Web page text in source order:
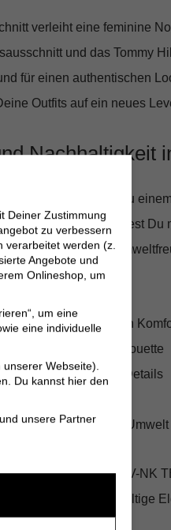
verleiht eine feminine
und das Tommy
für einen authentischen
Outfits auf ein neues
Nachhaltigkeit
Jeans oder elegant zu
Stil an. Zudem leistest Du
da es aus
für maximalen
für eine schöne Silhouette
und stilvolle Logo-Details
gut für Dich und die Umwelt
mit dem "HERITAGE V-NK
ein Stück nachhaltige
Deiner Zustimmung
zu verbessern
verarbeitet werden (z.
Angebote und
Onlineshop, um
um eine
eine individuelle
Webseite).
Du kannst hier den
unsere Partner